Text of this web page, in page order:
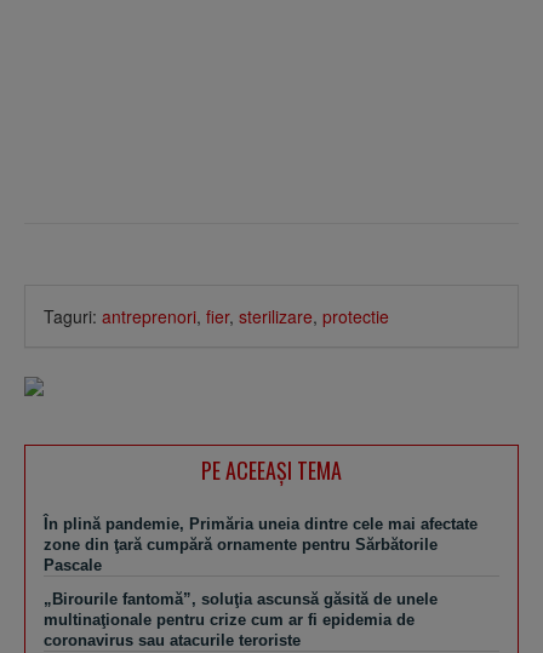
Taguri: antreprenori, fier, sterilizare, protectie
PE ACEEAŞI TEMA
În plină pandemie, Primăria uneia dintre cele mai afectate
zone din ţară cumpără ornamente pentru Sărbătorile
Pascale
„Birourile fantomă”, soluţia ascunsă găsită de unele
multinaţionale pentru crize cum ar fi epidemia de
coronavirus sau atacurile teroriste